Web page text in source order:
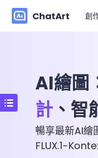
ChatArt 創
AI繪圖
計 、智
暢享最新AI繪
FLUX.1-